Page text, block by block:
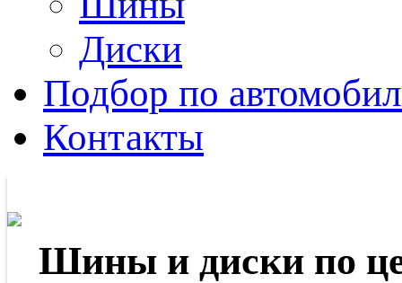
Диски
Подбор по
Контакты
Шины и диски по